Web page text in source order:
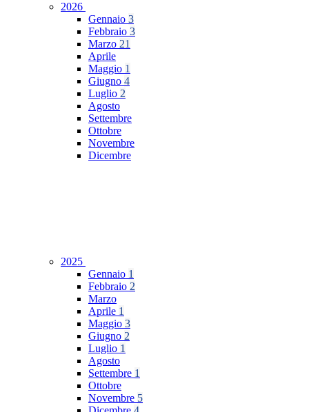
2026
Gennaio 3
Febbraio 3
Marzo 21
Aprile
Maggio 1
Giugno 4
Luglio 2
Agosto
Settembre
Ottobre
Novembre
Dicembre
2025
Gennaio 1
Febbraio 2
Marzo
Aprile 1
Maggio 3
Giugno 2
Luglio 1
Agosto
Settembre 1
Ottobre
Novembre 5